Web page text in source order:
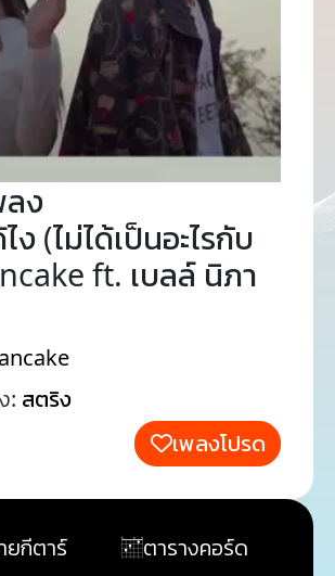
ลง
ง (ไม่ได้เป็นอะไรกับ
ft. เบลล์ นิภา
: สตริง
เพลงโปรด
ยกีตาร์
ตารางคอร์ด